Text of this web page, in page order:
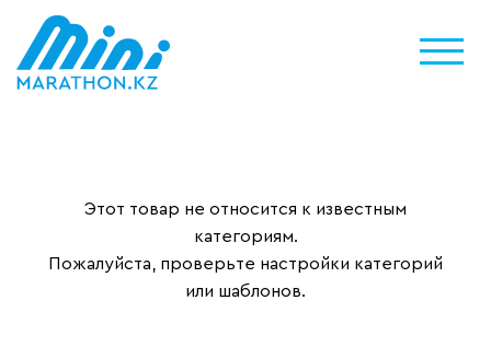
Этот товар не относится к известным
категориям.
Пожалуйста, проверьте настройки категорий
или шаблонов.